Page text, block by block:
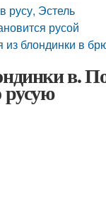
русу, Эстель
русой
из блондинки в
в.
русую